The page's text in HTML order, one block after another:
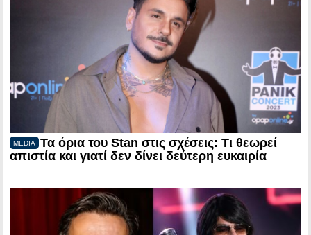
MEDIA
Τα όρια του Stan στις σχέσεις: Τι θεωρεί
απιστία και γιατί δεν δίνει δεύτερη ευκαιρία